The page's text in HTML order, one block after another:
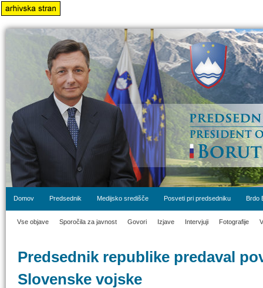
Domov Predsednik Medijsko središče Posveti pri predsedniku Brdo
Vse objave Sporočila za javnost Govori Izjave Intervjuji Fotografije
Predsednik republike predaval
Slovenske vojske